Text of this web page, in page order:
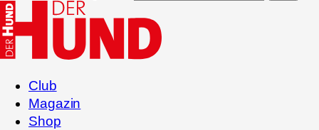
Club
Magazin
Shop